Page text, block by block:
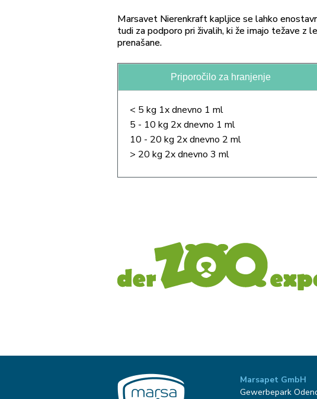
Marsavet Nierenkraft kapljice se lahko
tudi za podporo pri živalih, ki že imajo težave z
prenašane.
Priporočilo za hranjenje
< 5 kg 1x dnevno 1 ml
5 - 10 kg 2x dnevno 1 ml
10 - 20 kg 2x dnevno 2 ml
> 20 kg 2x dnevno 3 ml
Marsapet GmbH
Gewerbepark